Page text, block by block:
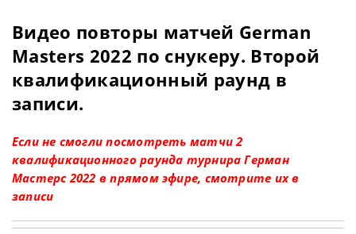
Видео повторы матчей German
Masters 2022 по снукеру. Второй
квалификационный раунд в
записи.
Если не смогли посмотреть матчи 2
квалификационного раунда турнира Герман
Мастерс 2022 в прямом эфире, смотрите их в
записи